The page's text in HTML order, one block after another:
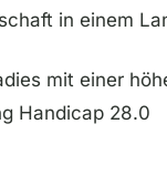
in einem
mit einer
Handicap 28.0